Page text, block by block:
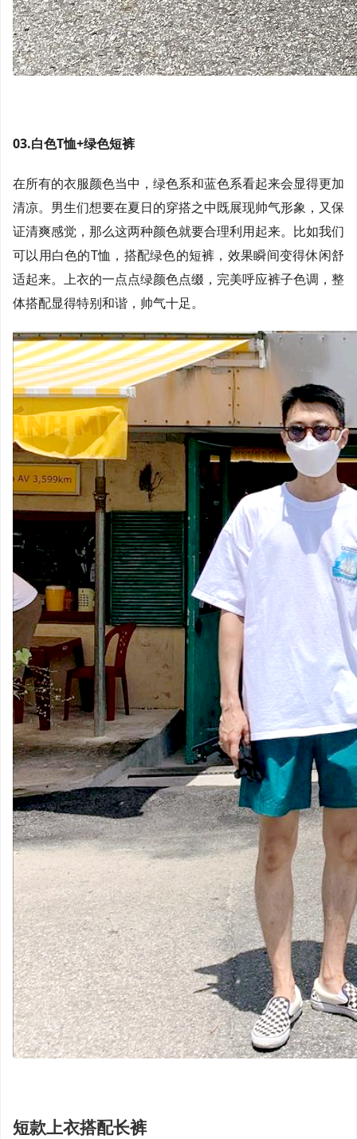
03.白色T恤+绿色短裤
在所有的衣服颜色当中，绿色系和蓝色系看起来会显得更加
清凉。男生们想要在夏日的穿搭之中既展现帅气形象，又保
证清爽感觉，那么这两种颜色就要合理利用起来。比如我们
可以用白色的T恤，搭配绿色的短裤，效果瞬间变得休闲舒
适起来。上衣的一点点绿颜色点缀，完美呼应裤子色调，整
体搭配显得特别和谐，帅气十足。
短款上衣搭配长裤